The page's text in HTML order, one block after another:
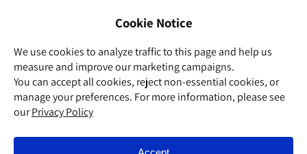
יש לציין רשימה קצרה של נושאים שמעניינים אותך,
יכול להיות שחלק מהפקולטות יבקשו מידע נוסף ממך.
במקרה כזה, זה יופיע בטופס הרשמי בתחילת תהליך
ההגשה.